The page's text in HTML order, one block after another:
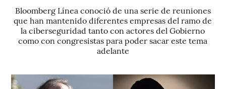
Bloomberg Línea conoció de una serie de reuniones
que han mantenido diferentes empresas del ramo de
la ciberseguridad tanto con actores del Gobierno
como con congresistas para poder sacar este tema
adelante